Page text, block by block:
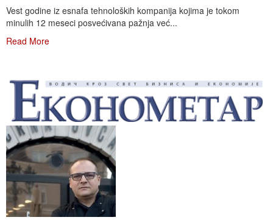
Vest godine iz esnafa tehnoloških kompanija kojima je tokom
minulih 12 meseci posvećivana pažnja već...
Read More